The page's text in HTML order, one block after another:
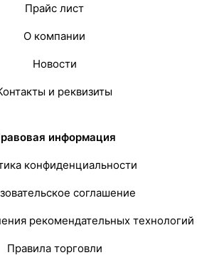
Прайс лист
О компании
Новости
и реквизиты
информация
конфиденциальности
соглашение
рекомендательных технологий
Правила торговли